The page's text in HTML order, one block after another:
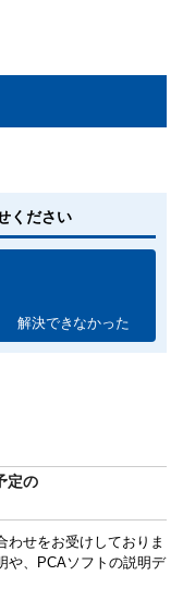
ください
解決できなかった
定の
わせをお受けしておりま
や、PCAソフトの説明デ